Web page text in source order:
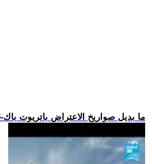
.. ما بديل صواريخ الاعتراض باتريوت باك-3 التي تفتقر إليها كييف